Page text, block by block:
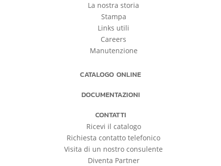
La nostra storia
Stampa
Links utili
Careers
Manutenzione
CATALOGO ONLINE
DOCUMENTAZIONI
CONTATTI
Ricevi il catalogo
Richiesta contatto telefonico
Visita di un nostro consulente
Diventa Partner